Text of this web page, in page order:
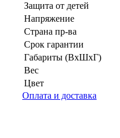
Защита от детей
Напряжение
Страна пр-ва
Срок гарантии
Габариты (ВхШхГ)
Вес
Цвет
Оплата и доставка